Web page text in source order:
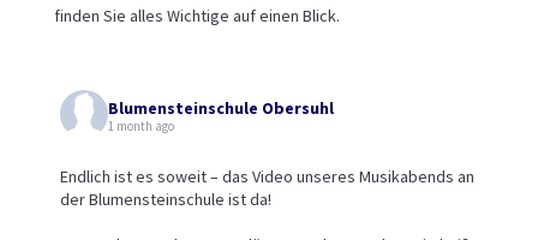
finden Sie alles Wichtige auf einen Blick.
Blumensteinschule Obersuhl
1 month ago
Endlich ist es soweit – das Video unseres Musikabends an
der Blumensteinschule ist da!